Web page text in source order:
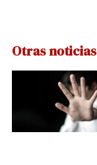
Otras noticias